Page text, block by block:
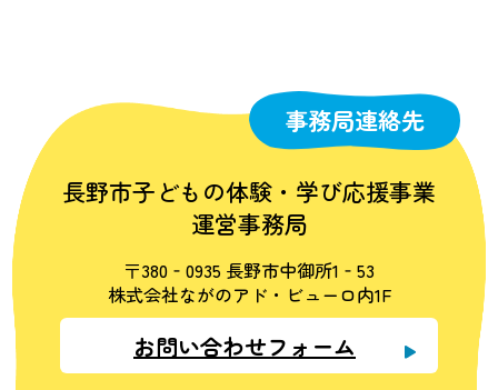
事務局連絡先
長野市子どもの体験・学び応援事業
運営事務局
〒380‐0935 長野市中御所1‐53
株式会社ながのアド・ビューロ内1F
お問い合わせフォーム